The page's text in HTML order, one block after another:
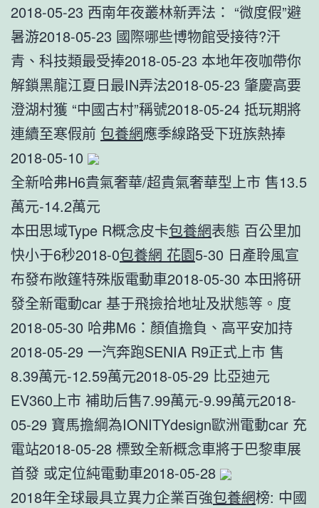
2018-05-23 西南年夜叢林新弄法： “微度假”避
暑游2018-05-23 國際哪些博物館受接待?汗
青、科技類最受捧2018-05-23 本地年夜咖帶你
解鎖黑龍江夏日最IN弄法2018-05-23 肇慶高要
澄湖村獲 “中國古村”稱號2018-05-24 抵玩期將
連續至寒假前 包養網應季線路受下班族熱捧
2018-05-10
全新哈弗H6貴氣奢華/超貴氣奢華型上市 售13.5
萬元-14.2萬元
本田思域Type R概念皮卡包養網表態 百公里加
快小于6秒2018-0包養網 花園5-30 日產聆風宣
布發布敞篷特殊版電動車2018-05-30 本田將研
發全新電動car 基于飛撿拾地址及狀態等。度
2018-05-30 哈弗M6：顏值擔負、高平安加持
2018-05-29 一汽奔跑SENIA R9正式上市 售
8.39萬元-12.59萬元2018-05-29 比亞迪元
EV360上市 補助后售7.99萬元-9.99萬元2018-
05-29 寶馬擔綱為IONITYdesign歐洲電動car 充
電站2018-05-28 標致全新概念車將于巴黎車展
首發 或定位純電動車2018-05-28
2018年全球最具立異力企業百強包養網榜: 中國